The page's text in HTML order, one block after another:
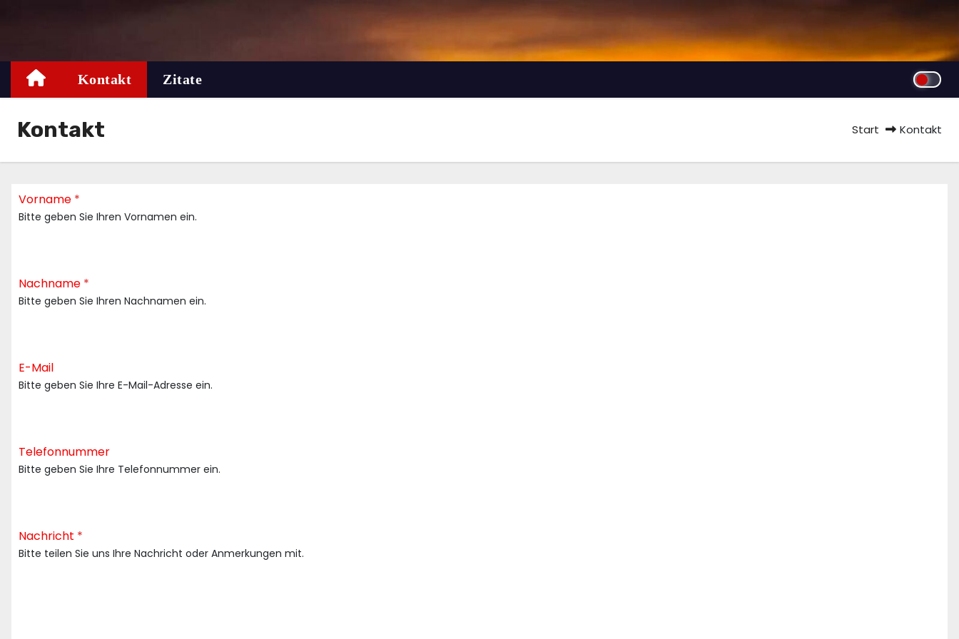
Kontakt Zitate
Kontakt Start Kontakt
Vorname *
Bitte geben Sie Ihren Vornamen ein.
Nachname *
Bitte geben Sie Ihren Nachnamen ein.
E-Mail
Bitte geben Sie Ihre E-Mail-Adresse ein.
Telefonnummer
Bitte geben Sie Ihre Telefonnummer ein.
Nachricht *
Bitte teilen Sie uns Ihre Nachricht oder Anmerkungen mit.